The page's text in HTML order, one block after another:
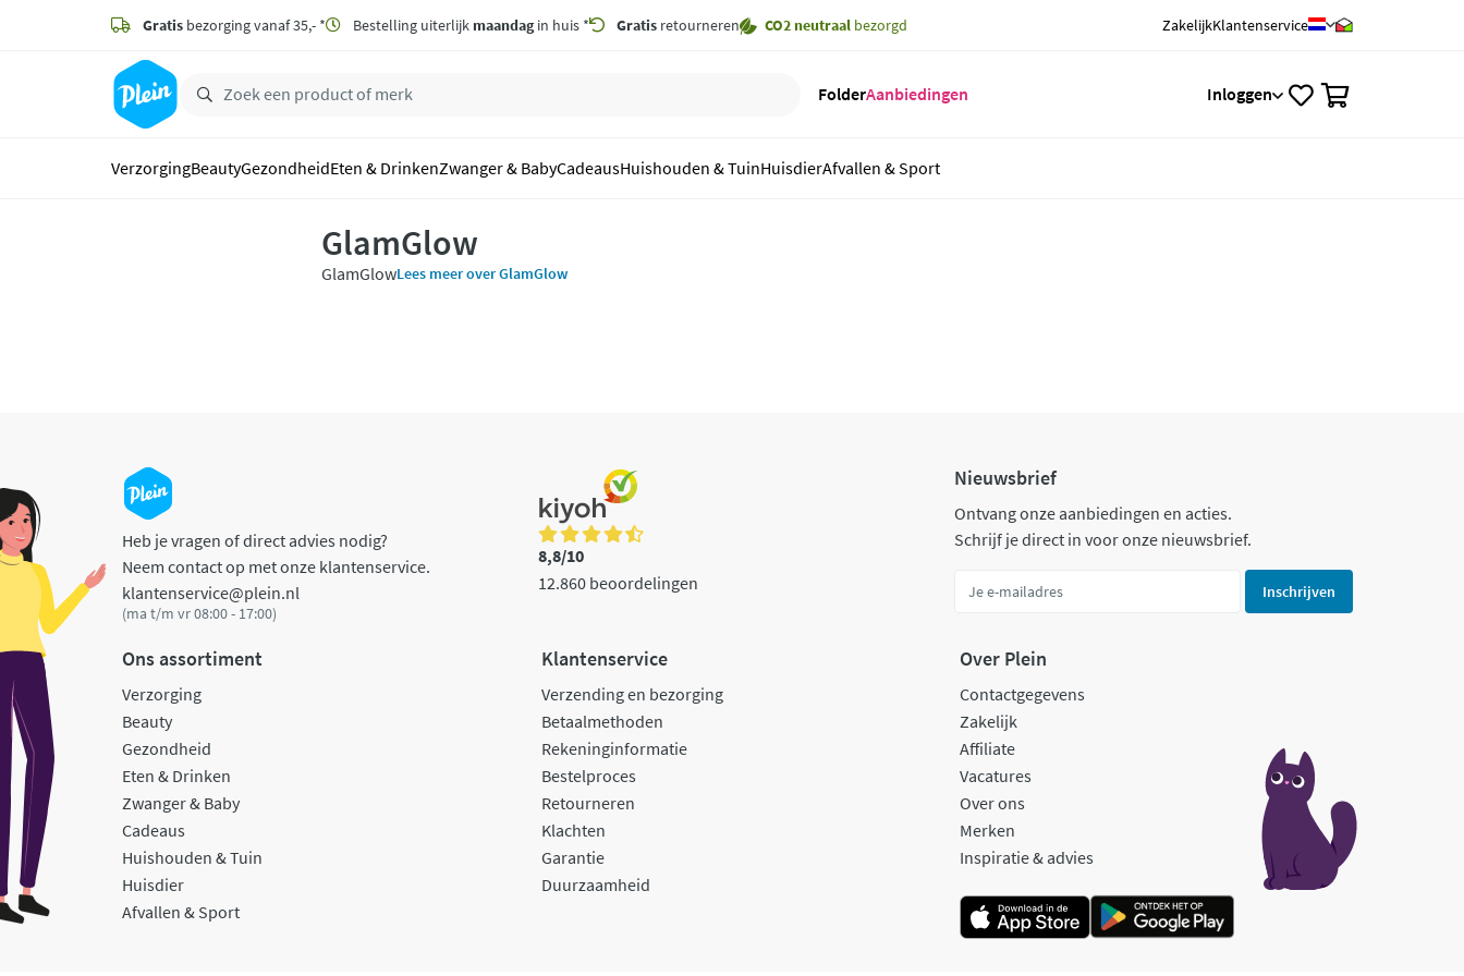
zoeken
hoofdinhoud
Gratis bezorging vanaf 35,- * Bestelling uiterlijk maandagin huis * Gratis retourneren CO2 neutraal bezorgd ZakelijkKlantenservice
FolderAanbiedingen Inloggen
VerzorgingBeautyGezondheidEten & DrinkenZwanger & BabyCadeausHuishouden & TuinHuisdierAfvallen & Sport
GlamGlow
GlamGlowLees meer over GlamGlow
Heb je vragen of direct advies nodig?
Neem contact op met onze klantenservice.
klantenservice@plein.nl
(ma t/m vr 08:00 - 17:00)
8,8/10
12.860 beoordelingen
Nieuwsbrief
Ontvang onze aanbiedingen en acties.
Schrijf je direct in voor onze nieuwsbrief.
Inschrijven
Ons assortiment
Verzorging
Beauty
Gezondheid
Eten & Drinken
Zwanger & Baby
Cadeaus
Huishouden & Tuin
Huisdier
Afvallen & Sport
Klantenservice
Verzending en bezorging
Betaalmethoden
Rekeninginformatie
Bestelproces
Retourneren
Klachten
Garantie
Duurzaamheid
Over Plein
Contactgegevens
Zakelijk
Affiliate
Vacatures
Over ons
Merken
Inspiratie & advies